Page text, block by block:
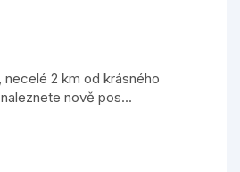
2 km od krásného
nově pos...